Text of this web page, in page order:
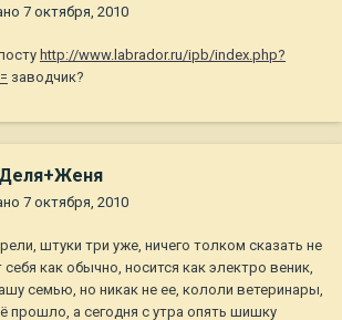
7 октября, 2010
http://www.labrador.ru/ipb/index.php?
заводчик?
7 октября, 2010
штуки три уже, ничего толком сказать не
как обычно, носится как электро веник,
семью, но никак не ее, кололи ветеринары,
прошло, а сегодня с утра опять шишку